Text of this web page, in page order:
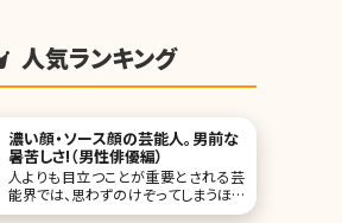
人気ランキング
濃い顔・ソース顔の芸能人。男前な
暑苦しさ!（男性俳優編）
人よりも目立つことが重要とされる芸
能界では、思わずのけぞってしまうほど
の濃い顔の有名人が多いですよね。イ